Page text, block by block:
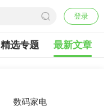
登录
精选专题 最新文章
数码家电